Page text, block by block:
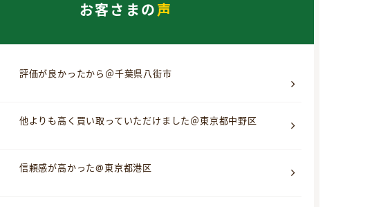
お客さまの声
評価が良かったから＠千葉県八街市
他よりも高く買い取っていただけました＠東京都中野区
信頼感が高かった@東京都港区